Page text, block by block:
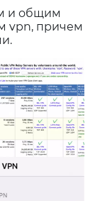
и общим
vpn, причем